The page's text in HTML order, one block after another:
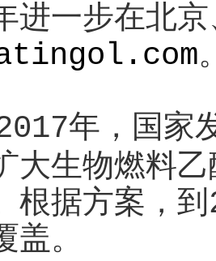
进一步在北
年，国家
大生物燃料
根据方案，
。